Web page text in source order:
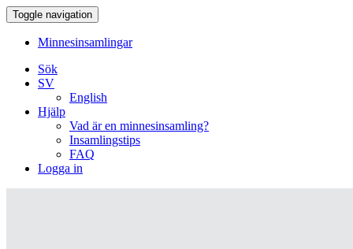
Toggle navigation
Minnesinsamlingar
Sök
SV
English
Hjälp
Vad är en minnesinsamling?
Insamlingstips
FAQ
Logga in